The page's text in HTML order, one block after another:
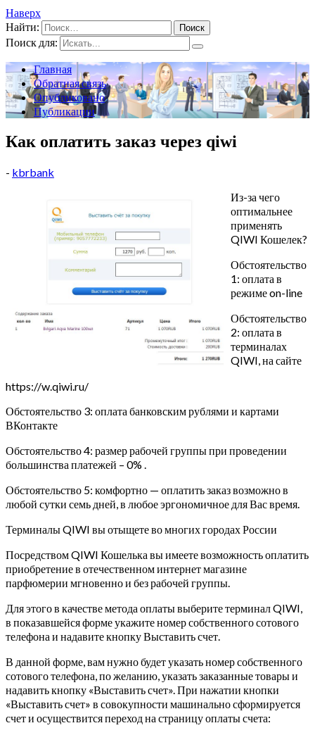
Наверх
Найти:
Поиск для:
Главная
Обратная связь
Опубликовано
Публикации
Как оплатить заказ через qiwi
- kbrbank
Из-за чего
оптимальнее
применять
QIWI Кошелек?
Обстоятельство
1: оплата в
режиме on-line
Обстоятельство
2: оплата в
терминалах
QIWI, на сайте
https://w.qiwi.ru/
Обстоятельство 3: оплата банковским рублями и картами
ВКонтакте
Обстоятельство 4: размер рабочей группы при проведении
большинства платежей – 0% .
Обстоятельство 5: комфортно — оплатить заказ возможно в
любой сутки семь дней, в любое эргономичное для Вас время.
Терминалы QIWI вы отыщете во многих городах России
Посредством QIWI Кошелька вы имеете возможность оплатить
приобретение в отечественном интернет магазине
парфюмерии мгновенно и без рабочей группы.
Для этого в качестве метода оплаты выберите терминал QIWI,
в показавшейся форме укажите номер собственного сотового
телефона и надавите кнопку Выставить счет.
В данной форме, вам нужно будет указать номер собственного
сотового телефона, по желанию, указать заказанные товары и
надавить кнопку «Выставить счет». При нажатии кнопки
«Выставить счет» в совокупности машинально сформируется
счет и осуществится переход на страницу оплаты счета: